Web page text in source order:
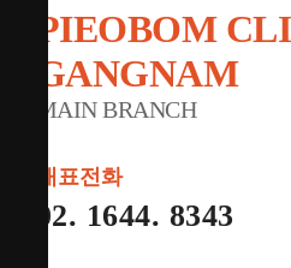
PIEOBOM
GANGNAM
MAIN BRANCH
대표전화
02. 1644. 8343